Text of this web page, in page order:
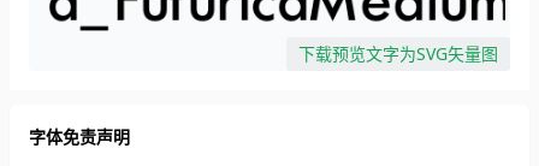
下载预览文字为SVG矢量图
字体免责声明